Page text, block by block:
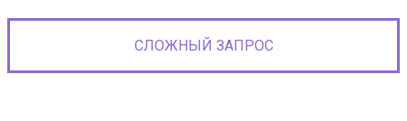
СЛОЖНЫЙ ЗАПРОС